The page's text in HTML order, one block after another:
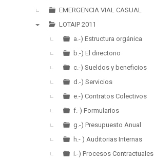
EMERGENCIA VIAL CASUAL
LOTAIP 2011
a.-) Estructura orgánica
b.-) El directorio
c.-) Sueldos y beneficios
d.-) Servicios
e.-) Contratos Colectivos
f.-) Formularios
g.-) Presupuesto Anual
h.- ) Auditorias Internas
i.-) Procesos Contractuales